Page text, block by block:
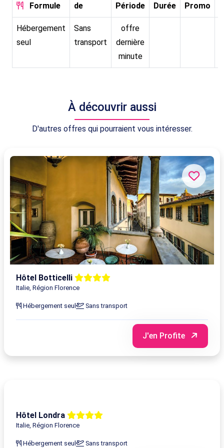
Formule de Période Durée Promo
Hébergement
seul
Sans
transport
offre
dernière
minute
À découvrir aussi
D'autres offres qui pourraient vous intéresser.
Hôtel Botticelli
Italie, Région Florence
Hébergement seul Sans transport
J'en Profite
Hôtel Londra
Italie, Région Florence
Hébergement seul Sans transport